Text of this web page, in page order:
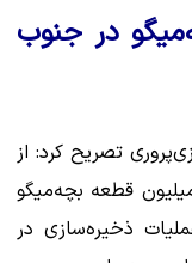
بچه‌میگو در جنوب
تصریح کرد: از
درگیری‌ها تاکنون، بیش از ۹۰۰ میلیون قطعه بچه‌میگو
ذخیره‌سازی در